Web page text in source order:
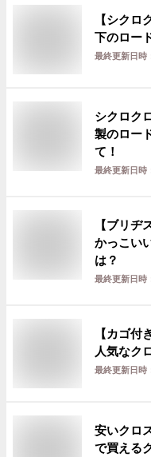
【シクロ
下のロー
最終更新日時
シクロク
製のロー
て！
最終更新日時
【ブリヂ
かっこい
は？
最終更新日時
【カゴ付
人気なク
最終更新日時
安いクロ
で買える